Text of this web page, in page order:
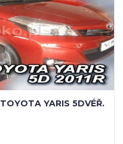
YARIS 5DVÉŘ.